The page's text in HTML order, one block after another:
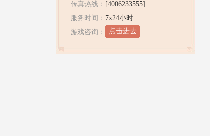
传真热线： [4006233555]
服务时间： 7x24小时
游戏咨询：
点击进去